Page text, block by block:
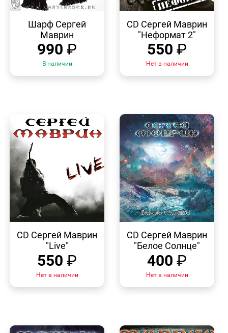
ПРОСМОТР
Шарф Сергей
Маврин
990 ₽
В наличии
ПРОСМОТР
CD Сергей Маврин
"Неформат 2"
550 ₽
Нет в наличии
ПРОСМОТР
CD Сергей Маврин
"Live"
550 ₽
Нет в наличии
ПРОСМОТР
CD Сергей Маврин
"Белое Солнце"
400 ₽
Нет в наличии